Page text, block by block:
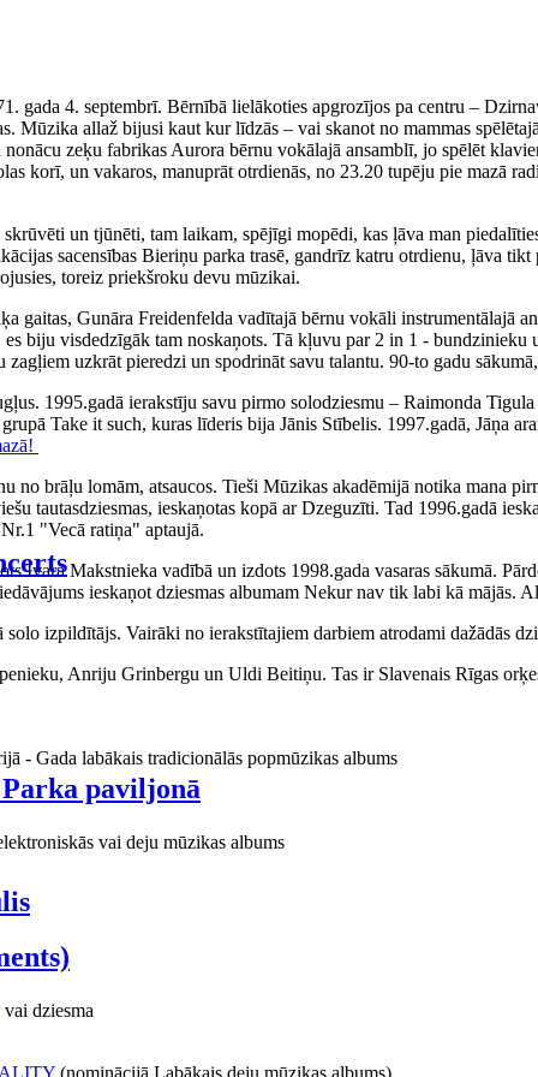
paviljonā
gada 4. septembrī. Bērnībā lielākoties apgrozījos pa centru –
Mūzika allaž bijusi kaut kur līdzās – vai skanot no mammas
zeķu fabrikas Aurora bērnu vokālajā ansamblī, jo spēlēt
korī, un vakaros, manuprāt otrdienās, no 23.20 tupēju pie mazā
un tjūnēti, tam laikam, spējīgi mopēdi, kas ļāva man
sacensības Bieriņu parka trasē, gandrīz katru otrdienu, ļāva
toreiz priekšroku devu mūzikai.
gaitas, Gunāra Freidenfelda vadītajā bērnu vokāli instrumentālajā
biju visdedzīgāk tam noskaņots. Tā kļuvu par 2 in 1 -
uzkrāt pieredzi un spodrināt savu talantu. 90-to gadu
1995.gadā ierakstīju savu pirmo solodziesmu – Raimonda
Take it such, kuras līderis bija Jānis Stībelis. 1997.gadā, Jāņa
brāļu lomām, atsaucos. Tieši Mūzikas akadēmijā notika mana
tautasdziesmas, ieskaņotas kopā ar Dzeguzīti. Tad 1996.gadā
"Vecā ratiņa" aptaujā.
Ivara Makstnieka vadībā un izdots 1998.gada vasaras sākumā.
ieskaņot dziesmas albumam Nekur nav tik labi kā mājās.
izpildītājs. Vairāki no ierakstītajiem darbiem atrodami dažādās
Anriju Grinbergu un Uldi Beitiņu. Tas ir Slavenais Rīgas
- Gada labākais tradicionālās popmūzikas albums
vai deju mūzikas albums
dziesma
(nominācijā Labākais deju mūzikas albums)